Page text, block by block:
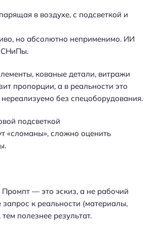
в воздухе, с подсветкой и
но абсолютно неприменимо. ИИ
СНиПы.
кованые детали, витражи
пропорции, а в реальности это
без спецоборудования.
подсветкой
«сломаны», сложно оценить
Промпт — это эскиз, а не рабочий
к реальности (материалы,
полезнее результат.